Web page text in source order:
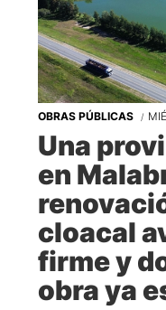
OBRAS PÚBLICAS
Una
en
cloacal
firme y
obra ya